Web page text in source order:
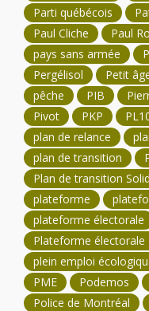
Parti québécois
Paul Cliche
Paul
pays sans armée
Pergélisol
Petit
pêche
PIB
Pivot
PKP
plan de relance
plan de transition
Plan de transition
plateforme
plateforme électorale
Plateforme électorale
plein emploi
PME
Podemos
Police de Montréal